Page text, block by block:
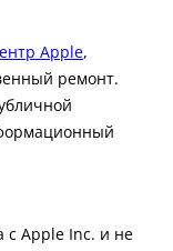
Apple,
ремонт.
c Apple Inc. и не